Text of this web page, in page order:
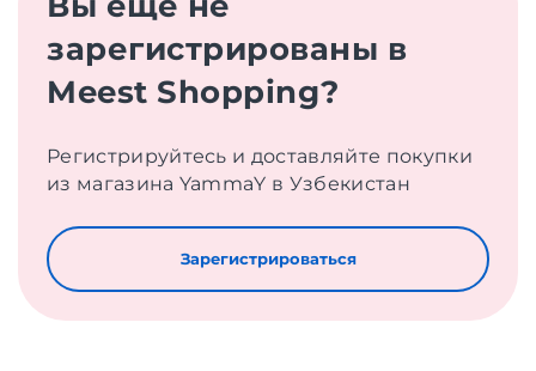
зарегистрированы в
Meest Shopping?
Регистрируйтесь и доставляйте покупки
из магазина YammaY в Узбекистан
Зарегистрироваться